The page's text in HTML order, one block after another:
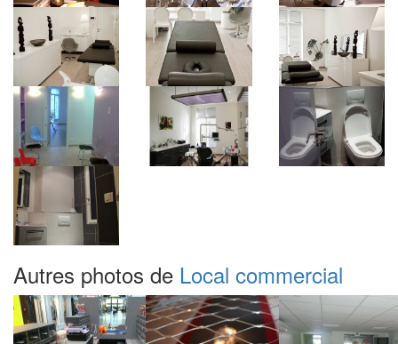
Autres photos de Local commercial